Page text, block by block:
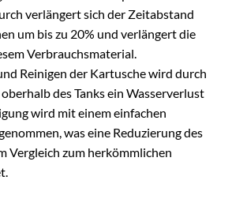
verlängert sich der Zeitabstand
um bis zu 20% und verlängert die
Verbrauchsmaterial.
Reinigen der Kartusche wird durch
des Tanks ein Wasserverlust
wird mit einem einfachen
was eine Reduzierung des
Vergleich zum herkömmlichen